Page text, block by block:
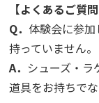
【よくあるご質問
Q． 体験会に参
持っていません。
A． シューズ・ラ
道具をお持ちで